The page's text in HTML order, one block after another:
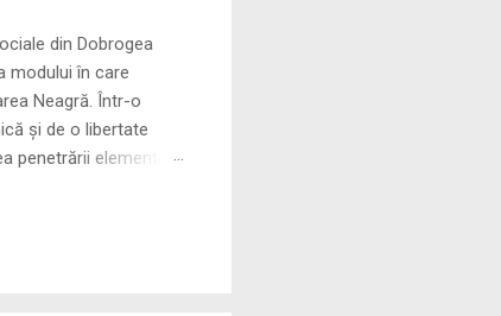
Dobrogea
modului în care
Neagră. Într-o
și de o libertate
penetrării elementului